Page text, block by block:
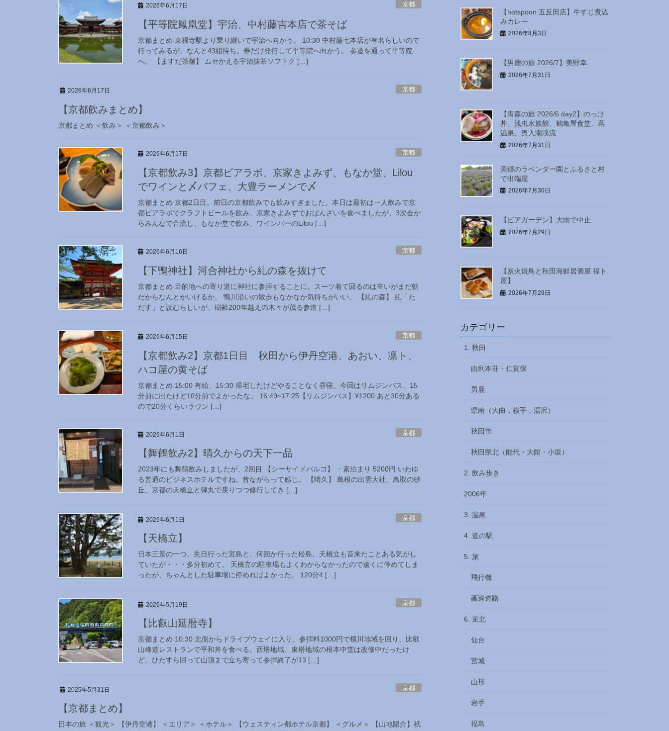
2026年6月17日 京都
【平等院鳳凰堂】宇治、中村藤吉本店で茶そば
京都まとめ 東福寺駅より乗り継いで宇治へ向かう。 10:30 中村藤七本店が有名らしいので
行ってみるが、なんと43組待ち。券だけ発行して平等院へ向かう。 参道を通って平等院
へ。 【ますだ茶舗】 ムセかえる宇治抹茶ソフトク […]
2026年6月17日 京都
【京都飲みまとめ】
京都まとめ ＜飲み＞ ＜京都飲み＞
2026年6月17日 京都
【京都飲み3】京都ビアラボ、京家きよみず、もなか堂、Lilou
でワインと〆パフェ、大豊ラーメンで〆
京都まとめ 京都2日目。前日の京都飲みでも飲みすぎました。本日は最初は一人飲みで京
都ビアラボでクラフトビールを飲み、京家きよみずでおばんざいを食べましたが、3次会か
らみんなで合流し、もなか堂で飲み、ワインバーのLilou […]
2026年6月16日 京都
【下鴨神社】河合神社から糺の森を抜けて
京都まとめ 目的地への寄り道に神社に参拝することに。スーツ着て回るのは辛いがまだ朝
だからなんとかいけるか。 鴨川沿いの散歩もなかなか気持ちがいい。 【糺の森】 糺「た
だす」と読むらしいが、樹齢200年越えの木々が茂る参道 […]
2026年6月15日 京都
【京都飲み2】京都1日目 秋田から伊丹空港、あおい、凛ト、
ハコ屋の黄そば
京都まとめ 15:00 有給、15:30 帰宅したけどやることなく昼寝。今回はリムジンバス、15
分前に出たけど10分前でよかったな。 16:49~17:25【リムジンバス】¥1200 あと30分ある
ので20分くらいラウン […]
2026年6月1日 京都
【舞鶴飲み2】晴久からの天下一品
2023年にも舞鶴飲みしましたが、2回目 【シーサイドパルコ】 ・素泊まり 5200円 いわゆ
る普通のビジネスホテルですね。昔ながらって感じ。 【晴久】 島根の出雲大社、鳥取の砂
丘、京都の天橋立と弾丸で戻りつつ修行してき […]
2026年6月1日 京都
【天橋立】
日本三景の一つ、先日行った宮島と、何回か行った松島。天橋立も昔来たことある気がし
ていたが・・・多分初めて。 天橋立の駐車場もよくわからなかったので遠くに停めてしま
ったが、ちゃんとした駐車場に停めればよかった。 120分4 […]
2026年5月19日 京都
【比叡山延暦寺】
京都まとめ 10:30 北側からドライブウェイに入り、参拝料1000円で横川地域を回り、比叡
山峰道レストランで平和丼を食べる。西塔地域、東塔地域の根本中堂は改修中だったけ
ど、ひたすら回って山頂まで立ち寄って参拝終了が13 […]
2025年5月31日 京都
【京都まとめ】
日本の旅 ＜観光＞ 【伊丹空港】 ＜エリア＞ ＜ホテル＞ 【ウェスティン都ホテル京都】 ＜グルメ＞ 【山地陽介】祇
【hotspoon 五反田店】牛すじ煮込
みカレー
2026年8月3日
【男鹿の旅 2026/7】美野幸
2026年7月31日
【青森の旅 2026/6 day2】のっけ
丼、浅虫水族館、鶴亀屋食堂、蔦
温泉、奥入瀬渓流
2026年7月31日
美郷のラベンダー園とふるさと村
で出端屋
2026年7月30日
【ビアガーデン】大雨で中止
2026年7月29日
【炭火焼鳥と秋田海鮮居酒屋 福ト
屋】
2026年7月29日
カテゴリー
1. 秋田
由利本荘・仁賀保
男鹿
県南（大曲，横手，湯沢）
秋田市
秋田県北（能代・大館・小坂）
2. 飲み歩き
2006年
3. 温泉
4. 道の駅
5. 旅
飛行機
高速道路
6. 東北
仙台
宮城
山形
岩手
福島